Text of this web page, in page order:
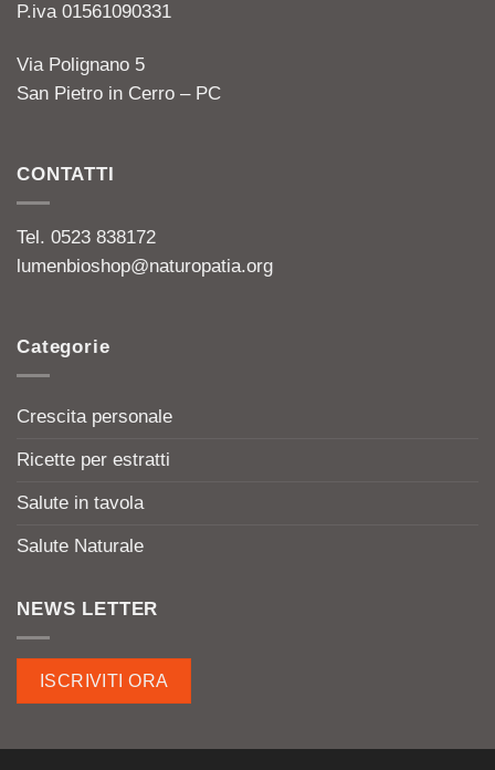
P.iva 01561090331
Via Polignano 5
San Pietro in Cerro – PC
CONTATTI
Tel. 0523 838172
lumenbioshop@naturopatia.org
Categorie
Crescita personale
Ricette per estratti
Salute in tavola
Salute Naturale
NEWS LETTER
ISCRIVITI ORA